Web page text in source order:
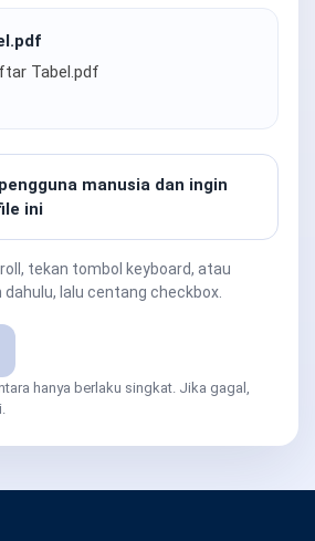
Tabel.pdf
manusia dan ingin
ini
tekan tombol keyboard, atau
lalu centang checkbox.
hanya berlaku singkat. Jika gagal,